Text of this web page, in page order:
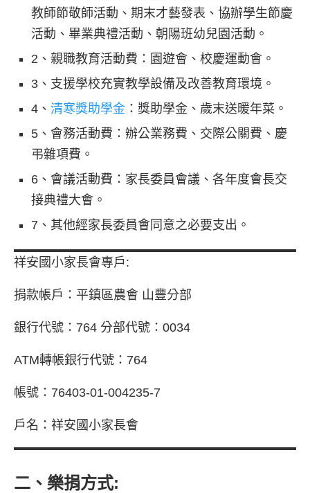
教師節敬師活動、期末才藝發表、協辦學生節慶
活動、畢業典禮活動、朝陽班幼兒園活動。
2、親職教育活動費： 園遊會、校慶運動會。
3、支援學校充實教學設備及改善教育環境。
4、 清寒獎助學金 ： 獎助學金、歲末送暖年菜。
5、會務活動費： 辦公業務費、交際公關費、慶
弔雜項費。
6、會議活動費： 家長委員會議、各年度會長交
接典禮大會。
7、其他經家長委員會同意之必要支出。
祥安國小家長會專戶:
捐款帳戶：平鎮區農會 山豐分部
銀行代號：764 分部代號：0034
ATM轉帳銀行代號：764
帳號：76403-01-004235-7
戶名：祥安國小家長會
二、樂捐方式: